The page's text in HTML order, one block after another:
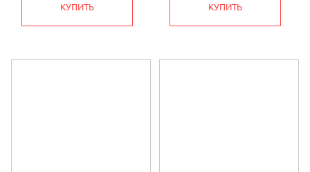
КУПИТЬ КУПИТЬ